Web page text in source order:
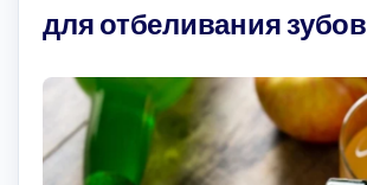
для отбеливания зубов